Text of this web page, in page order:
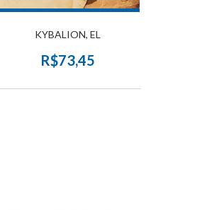
KYBALION, EL
R$73,45